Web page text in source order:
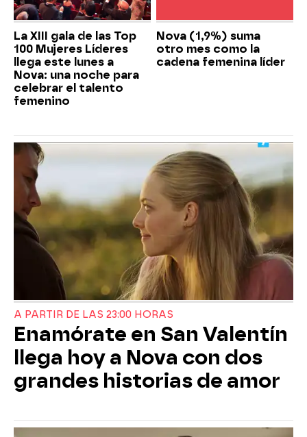
La XIII gala de las Top
100 Mujeres Líderes
llega este lunes a
Nova: una noche para
celebrar el talento
femenino
Nova (1,9%) suma
otro mes como la
cadena femenina líder
A PARTIR DE LAS 23:00 HORAS
Enamórate en San Valentín
llega hoy a Nova con dos
grandes historias de amor